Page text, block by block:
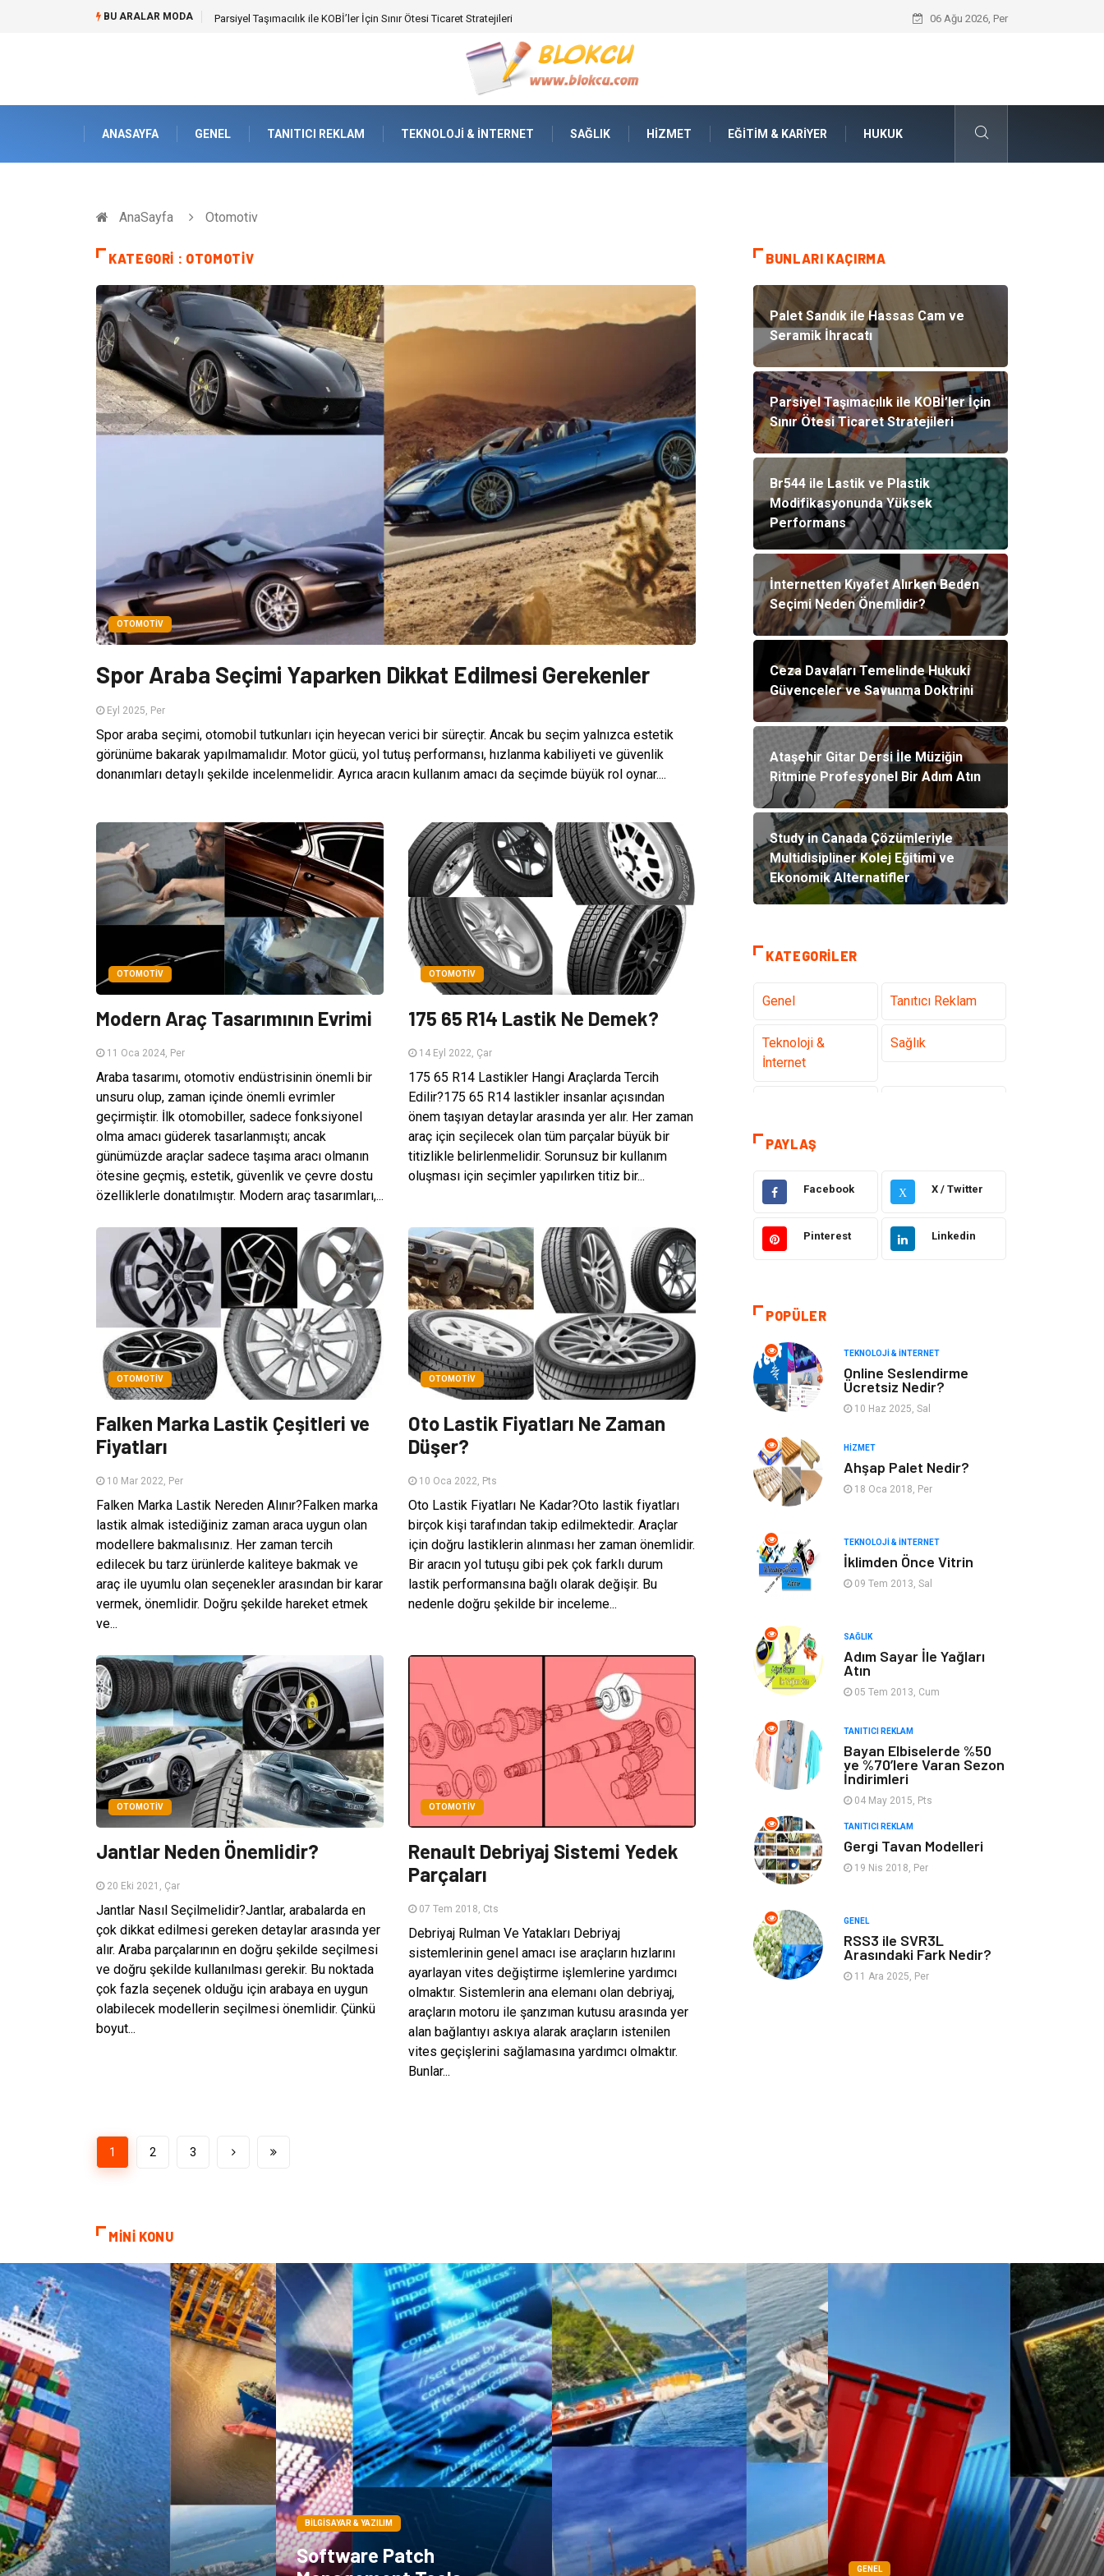
BU ARALAR MODA Br544 ile Lastik ve Plastik Modifikasyonunda Yüksek Performans İnternetten Kıyafet Alırken Beden
06 Ağu 2026, Per
ANASAYFA GENEL TANITICI REKLAM TEKNOLOJI & İNTERNET SAĞLIK HIZMET EĞITIM & KARIYER HUKUK
AnaSayfa Otomotiv
KATEGORI : OTOMOTIV
OTOMOTIV
Spor Araba Seçimi Yaparken Dikkat Edilmesi Gerekenler
Eyl 2025, Per
Spor araba seçimi, otomobil tutkunları için heyecan verici bir süreçtir. Ancak bu seçim yalnızca estetik
görünüme bakarak yapılmamalıdır. Motor gücü, yol tutuş performansı, hızlanma kabiliyeti ve güvenlik
donanımları detaylı şekilde incelenmelidir. Ayrıca aracın kullanım amacı da seçimde büyük rol oynar....
OTOMOTIV
Modern Araç Tasarımının Evrimi
11 Oca 2024, Per
Araba tasarımı, otomotiv endüstrisinin önemli bir
unsuru olup, zaman içinde önemli evrimler
geçirmiştir. İlk otomobiller, sadece fonksiyonel
olma amacı güderek tasarlanmıştı; ancak
günümüzde araçlar sadece taşıma aracı olmanın
ötesine geçmiş, estetik, güvenlik ve çevre dostu
özelliklerle donatılmıştır. Modern araç tasarımları,...
OTOMOTIV
175 65 R14 Lastik Ne Demek?
14 Eyl 2022, Çar
175 65 R14 Lastikler Hangi Araçlarda Tercih
Edilir?175 65 R14 lastikler insanlar açısından
önem taşıyan detaylar arasında yer alır. Her zaman
araç için seçilecek olan tüm parçalar büyük bir
titizlikle belirlenmelidir. Sorunsuz bir kullanım
oluşması için seçimler yapılırken titiz bir...
OTOMOTIV
Falken Marka Lastik Çeşitleri ve
Fiyatları
10 Mar 2022, Per
Falken Marka Lastik Nereden Alınır?Falken marka
lastik almak istediğiniz zaman araca uygun olan
modellere bakmalısınız. Her zaman tercih
edilecek bu tarz ürünlerde kaliteye bakmak ve
araç ile uyumlu olan seçenekler arasından bir karar
vermek, önemlidir. Doğru şekilde hareket etmek
ve...
OTOMOTIV
Oto Lastik Fiyatları Ne Zaman
Düşer?
10 Oca 2022, Pts
Oto Lastik Fiyatları Ne Kadar?Oto lastik fiyatları
birçok kişi tarafından takip edilmektedir. Araçlar
için doğru lastiklerin alınması her zaman önemlidir.
Bir aracın yol tutuşu gibi pek çok farklı durum
lastik performansına bağlı olarak değişir. Bu
nedenle doğru şekilde bir inceleme...
OTOMOTIV
Jantlar Neden Önemlidir?
20 Eki 2021, Çar
Jantlar Nasıl Seçilmelidir?Jantlar, arabalarda en
çok dikkat edilmesi gereken detaylar arasında yer
alır. Araba parçalarının en doğru şekilde seçilmesi
ve doğru şekilde kullanılması gerekir. Bu noktada
çok fazla seçenek olduğu için arabaya en uygun
olabilecek modellerin seçilmesi önemlidir. Çünkü
boyut...
OTOMOTIV
Renault Debriyaj Sistemi Yedek
Parçaları
07 Tem 2018, Cts
Debriyaj Rulman Ve Yatakları Debriyaj
sistemlerinin genel amacı ise araçların hızlarını
ayarlayan vites değiştirme işlemlerine yardımcı
olmaktır. Sistemlerin ana elemanı olan debriyaj,
araçların motoru ile şanzıman kutusu arasında yer
alan bağlantıyı askıya alarak araçların istenilen
vites geçişlerini sağlamasına yardımcı olmaktır.
Bunlar...
1 2 3
BUNLARI KAÇIRMA
Palet Sandık ile Hassas Cam ve
Seramik İhracatı
Parsiyel Taşımacılık ile KOBİ’ler İçin
Sınır Ötesi Ticaret Stratejileri
Br544 ile Lastik ve Plastik
Modifikasyonunda Yüksek
Performans
İnternetten Kıyafet Alırken Beden
Seçimi Neden Önemlidir?
Ceza Davaları Temelinde Hukuki
Güvenceler ve Savunma Doktrini
Ataşehir Gitar Dersi İle Müziğin
Ritmine Profesyonel Bir Adım Atın
Study in Canada Çözümleriyle
Multidisipliner Kolej Eğitimi ve
Ekonomik Alternatifler
KATEGORILER
Genel Tanıtıcı Reklam
Teknoloji &
İnternet
Sağlık
Hukuk
Güzellik & Bakım Moda
Sağlıklı Yaşam Gündem
Otomotiv
Gıda Yeme & İçme
Gayrimenkul Spor
Anne & Çocuk
Bilgisayar &
Yazılım
Keyif & Hobi
Tatil Genel Kültür
Emlak Finans & Ekonomi
Ev İşleri
Gençlik & Eğlence Taşımacılık
Mobilya Astroloji
Bebek Giyim ağız ve diş sağlığı
Doğal Enerji
Kaynakları
PAYLAŞ
Facebook X X / Twitter
Pinterest Linkedin
POPÜLER
TEKNOLOJI & İNTERNET
Online Seslendirme
Ücretsiz Nedir?
10 Haz 2025, Sal
HIZMET
Ahşap Palet Nedir?
18 Oca 2018, Per
TEKNOLOJI & İNTERNET
İklimden Önce Vitrin
09 Tem 2013, Sal
SAĞLIK
Adım Sayar İle Yağları
Atın
05 Tem 2013, Cum
TANITICI REKLAM
Bayan Elbiselerde %50
ve %70’lere Varan Sezon
İndirimleri
04 May 2015, Pts
TANITICI REKLAM
Gergi Tavan Modelleri
19 Nis 2018, Per
GENEL
RSS3 ile SVR3L
Arasındaki Fark Nedir?
11 Ara 2025, Per
MİNİ KONU
BILGISAYAR & YAZILIM
Software Patch
GENEL